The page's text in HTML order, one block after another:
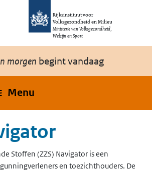
inhoud gaan
Rijksinstituut voor
Volksgezondheid en Milieu
Ministerie van Volksgezondheid,
Welzijn en Sport
morgen begint vandaag
Menu
Stoffen (ZZS) Navigator is een
en toezichthouders. De